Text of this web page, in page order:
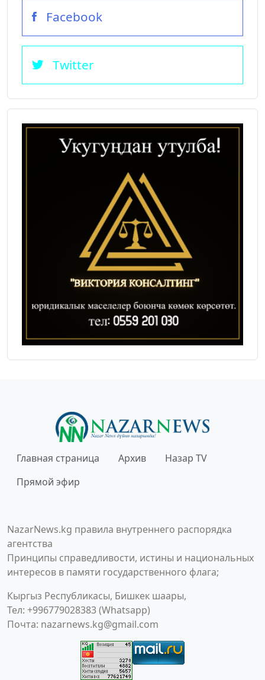
Facebook
Twitter
Главная страница Архив
Назар TV
Прямой эфир
NazarNews.kg правила внутреннего распорядка
агентства
Принципы справедливости, истины и национальных
интересов в памяти государственного флага;
Кыргыз Республикасы, Бишкек шаары,
Тел: +996779028383 (Whatsapp)
Почта: nazarnews.kg@gmail.com